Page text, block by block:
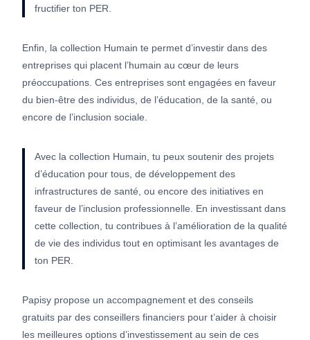
fructifier ton PER.
Enfin, la collection Humain te permet d’investir dans des
entreprises qui placent l’humain au cœur de leurs
préoccupations. Ces entreprises sont engagées en faveur
du bien-être des individus, de l’éducation, de la santé, ou
encore de l’inclusion sociale.
Avec la collection Humain, tu peux soutenir des projets
d’éducation pour tous, de développement des
infrastructures de santé, ou encore des initiatives en
faveur de l’inclusion professionnelle. En investissant dans
cette collection, tu contribues à l’amélioration de la qualité
de vie des individus tout en optimisant les avantages de
ton PER.
Papisy propose un accompagnement et des conseils
gratuits par des conseillers financiers pour t’aider à choisir
les meilleures options d’investissement au sein de ces